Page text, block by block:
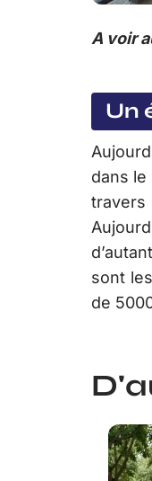
A voir
Un
dans le
travers
sont
de